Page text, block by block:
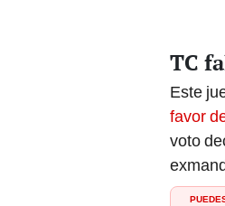
TC
Este
favor
voto